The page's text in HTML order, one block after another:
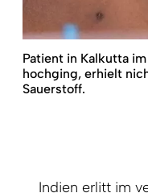
Patient in Kalkutta
hochging, erhielt
Sauerstoff.
Indien erlitt im